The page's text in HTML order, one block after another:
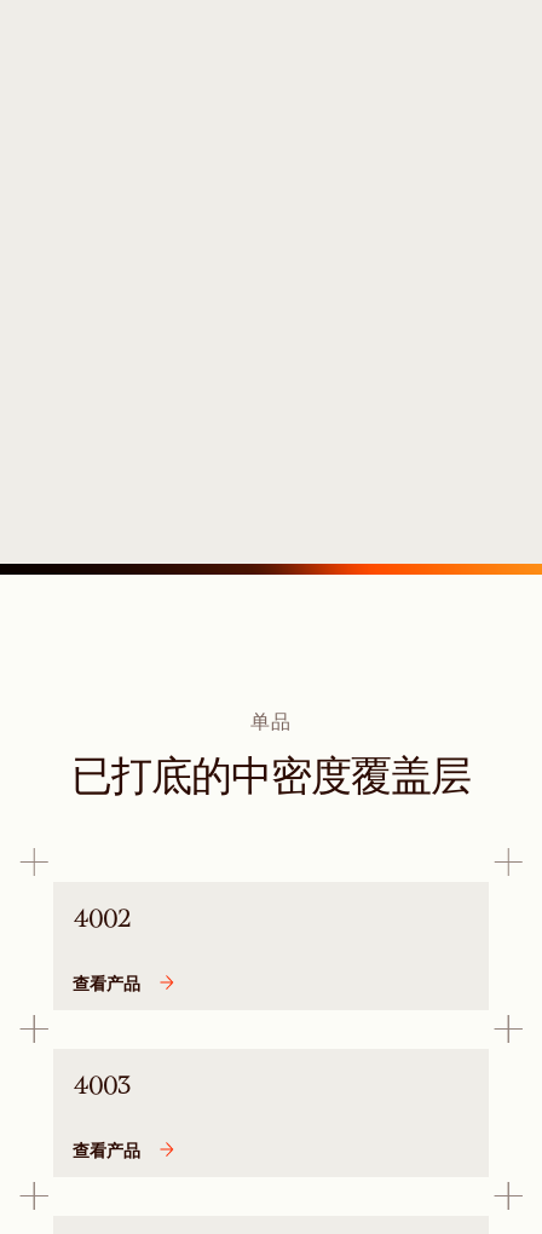
单品
已打底的中密度覆盖层
4002
查看产品
4003
查看产品